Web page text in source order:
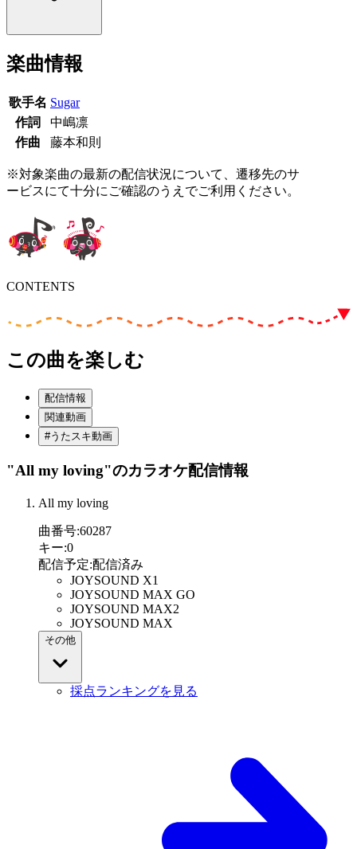
楽曲情報
歌手名 Sugar
作詞
中嶋凛
作曲
藤本和則
※対象楽曲の最新の配信状況について、遷移先のサ
ービスにて十分にご確認のうえでご利用ください。
CONTENTS
この曲を楽しむ
配信情報
関連動画
#うたスキ動画
"All my loving"のカラオケ配信情報
All my loving
曲番号:60287
キー:0
配信予定:配信済み
JOYSOUND X1
JOYSOUND MAX GO
JOYSOUND MAX2
JOYSOUND MAX
その他
採点ランキングを見る